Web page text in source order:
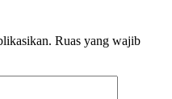
Ruas yang wajib